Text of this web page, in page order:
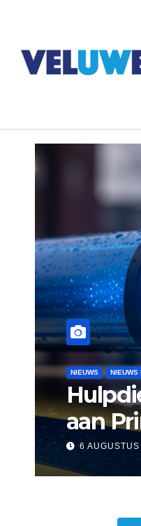
NIEUWS NIEUWS
6